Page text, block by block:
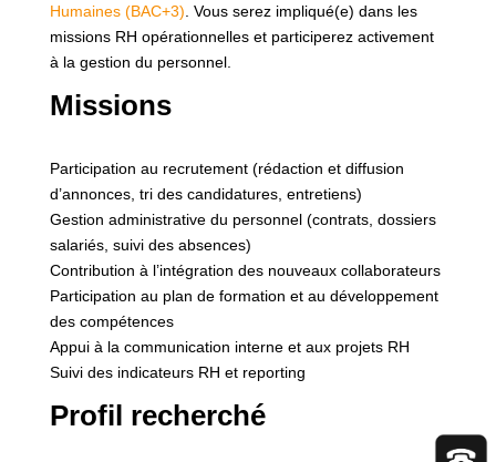
Humaines (BAC+3) . Vous serez impliqué(e) dans les
missions RH opérationnelles et participerez activement
à la gestion du personnel.
Missions
Participation au recrutement (rédaction et diffusion
d’annonces, tri des candidatures, entretiens)
Gestion administrative du personnel (contrats, dossiers
salariés, suivi des absences)
Contribution à l’intégration des nouveaux collaborateurs
Participation au plan de formation et au développement
des compétences
Appui à la communication interne et aux projets RH
Suivi des indicateurs RH et reporting
Profil recherché